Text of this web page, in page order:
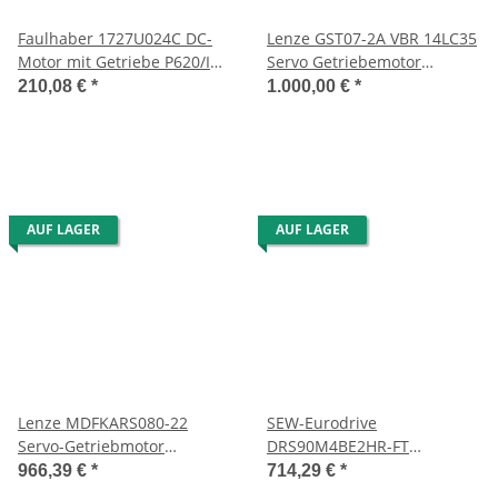
Faulhaber 1727U024C DC-
Motor mit Getriebe P620/I
3106
210,08 € *
Lenze GST07-2A VBR 14LC35
Servo Getriebemotor
16239976
1.000,00 € *
AUF LAGER
Lenze MDFKARS080-22
Servo-Getriebmotor
00455470 GST07-2A VBR
966,39 € *
AUF LAGER
SEW-Eurodrive
DRS90M4BE2HR-FT
Getriebemotor
714,29 € *